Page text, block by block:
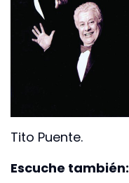
Tito Puente.
Escuche también: